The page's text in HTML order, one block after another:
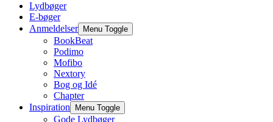
Lydbøger
E-bøger
Anmeldelser
Menu Toggle
BookBeat
Podimo
Mofibo
Nextory
Bog og Idé
Chapter
Inspiration
Menu Toggle
Gode Lydbøger